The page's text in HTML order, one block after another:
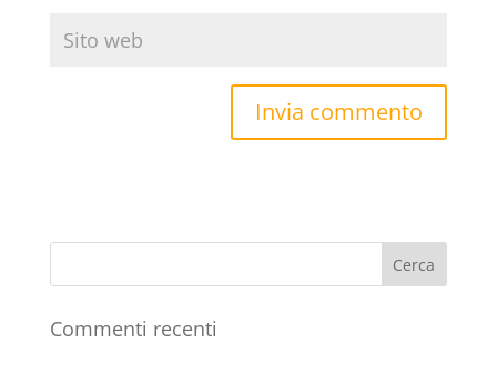
Commenti recenti